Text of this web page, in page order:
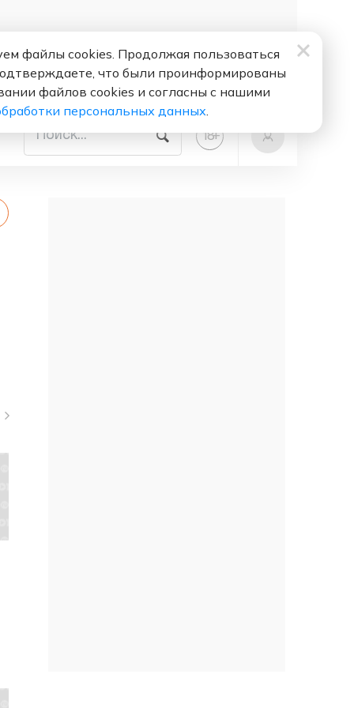
18+
файлы cookies. Продолжая пользоваться
что были проинформированы
файлов cookies и согласны с нашими
персональных данных.